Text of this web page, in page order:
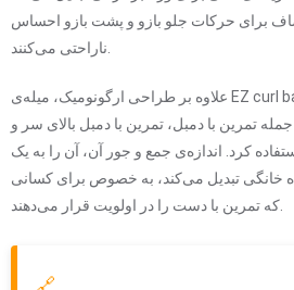
صاف برای حرکات جلو بازو و پشت بازو احساس
علاوه بر طراحی ارگونومیک، میله‌ی EZ curl bar همه‌کاره نیز هست. می‌توان
جمله تمرین با دمبل، تمرین با دمبل بالای سر و
کرد. اندازه‌ی جمع و جور آن، آن را به یک
خانگی تبدیل می‌کند، به خصوص برای کسانی